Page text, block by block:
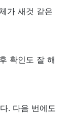
가 새것 같은
확인도 잘 해
. 다음 번에도